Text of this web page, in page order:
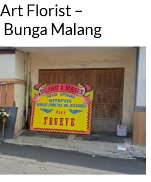
Florist –
Malang